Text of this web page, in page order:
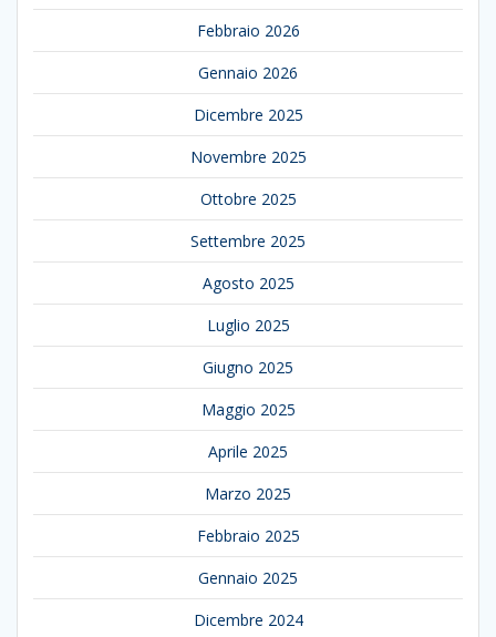
Febbraio 2026
Gennaio 2026
Dicembre 2025
Novembre 2025
Ottobre 2025
Settembre 2025
Agosto 2025
Luglio 2025
Giugno 2025
Maggio 2025
Aprile 2025
Marzo 2025
Febbraio 2025
Gennaio 2025
Dicembre 2024